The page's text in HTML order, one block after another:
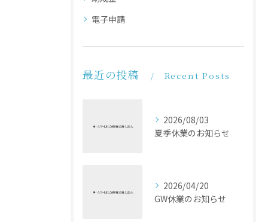
電子申請
最近の投稿 Recent Posts
2026/08/03
夏季休業のお知らせ
2026/04/20
GW休業のお知らせ